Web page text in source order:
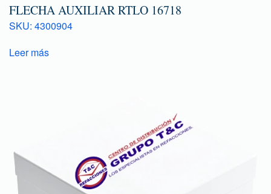
FLECHA AUXILIAR RTLO 16718
SKU: 4300904
Leer más